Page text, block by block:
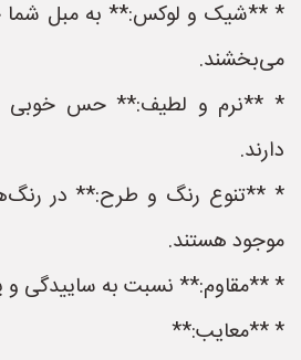
* **شیک و لوکس:** به مبل شما
می‌بخشند.
* **نرم و لطیف:** حس خوبی
دارند.
* **تنوع رنگ و طرح:** در
موجود هستند.
* **مقاوم:** نسبت به ساییدگی و
* **معایب:**